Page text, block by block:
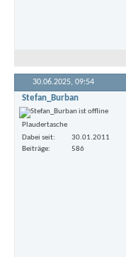
30.06.2025, 09:54
Stefan_Burban
Plaudertasche
Dabei seit
30.01.2011
Beiträge
586